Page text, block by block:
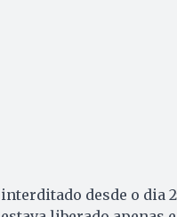
interditado desde o dia